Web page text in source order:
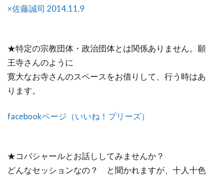
×佐藤誠司 2014.11.9
★特定の宗教団体・政治団体とは関係ありません。願
王寺さんのように
寛大なお寺さんのスペースをお借りして、行う時はあ
ります。
facebookページ（いいね！プリーズ）
★コバシャールとお話ししてみませんか？
どんなセッションなの？ と聞かれますが、十人十色